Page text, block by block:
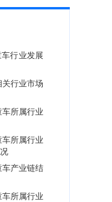
行业发展
行业市场
所属行业
所属行业
产业链结
所属行业